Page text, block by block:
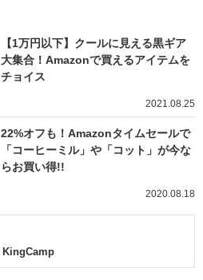
【1万円以下】クールに見える黒ギア
大集合！Amazonで買えるアイテムを
チョイス
2021.08.25
22%オフも！Amazonタイムセールで
「コーヒーミル」や「コット」が今な
らお買い得!!
2020.08.18
KingCamp